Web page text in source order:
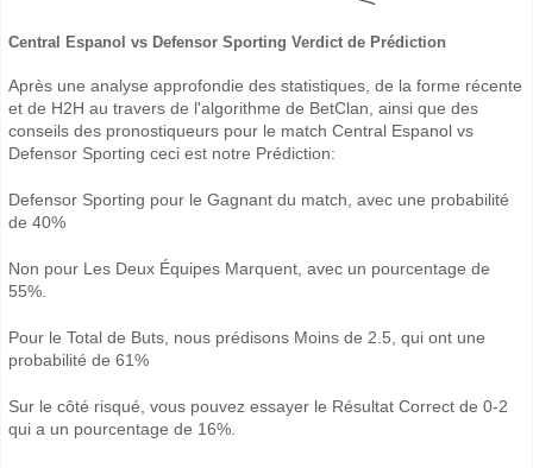
Central Espanol vs Defensor Sporting Verdict de Prédiction
Après une analyse approfondie des statistiques, de la forme récente
et de H2H au travers de l'algorithme de BetClan, ainsi que des
conseils des pronostiqueurs pour le match Central Espanol vs
Defensor Sporting ceci est notre Prédiction:
Defensor Sporting pour le Gagnant du match, avec une probabilité
de 40%
Non pour Les Deux Équipes Marquent, avec un pourcentage de
55%.
Pour le Total de Buts, nous prédisons Moins de 2.5, qui ont une
probabilité de 61%
Sur le côté risqué, vous pouvez essayer le Résultat Correct de 0-2
qui a un pourcentage de 16%.